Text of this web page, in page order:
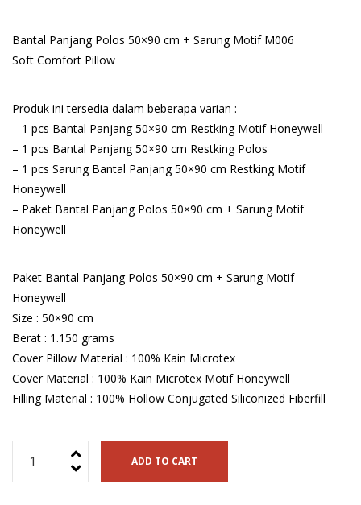
Rp275.000.
Bantal Panjang Polos 50×90 cm + Sarung Motif M006
Soft Comfort Pillow
Produk ini tersedia dalam beberapa varian :
– 1 pcs Bantal Panjang 50×90 cm Restking Motif Honeywell
– 1 pcs Bantal Panjang 50×90 cm Restking Polos
– 1 pcs Sarung Bantal Panjang 50×90 cm Restking Motif
Honeywell
– Paket Bantal Panjang Polos 50×90 cm + Sarung Motif
Honeywell
Paket Bantal Panjang Polos 50×90 cm + Sarung Motif
Honeywell
Size : 50×90 cm
Berat : 1.150 grams
Cover Pillow Material : 100% Kain Microtex
Cover Material : 100% Kain Microtex Motif Honeywell
Filling Material : 100% Hollow Conjugated Siliconized Fiberfill
Panjang
ADD TO CART